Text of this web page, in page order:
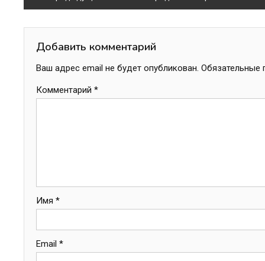
по
записям
Добавить комментарий
Ваш адрес email не будет опубликован.
Комментарий *
Имя *
Email *